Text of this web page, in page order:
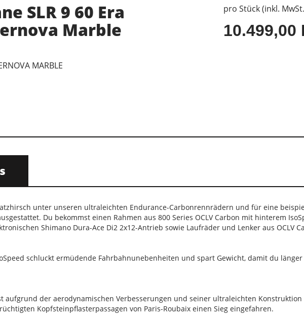
SLR 9 60 Era
Marble
MARBLE
pro Stück (inkl.
10.499,00
unter unseren ultraleichten Endurance-Carbonrennrädern und für eine
Du bekommst einen Rahmen aus 800 Series OCLV Carbon mit hinterem
Shimano Dura-Ace Di2 2x12-Antrieb sowie Laufräder und Lenker aus OCLV
schluckt ermüdende Fahrbahnunebenheiten und spart Gewicht, damit du
aufgrund der aerodynamischen Verbesserungen und seiner ultraleichten
Kopfsteinpflasterpassagen von Paris-Roubaix einen Sieg eingefahren.